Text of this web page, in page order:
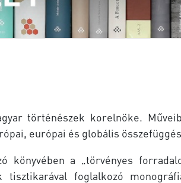
történészek korelnöke.
európai és globális
könyvében a „törvényes
foglalkozó